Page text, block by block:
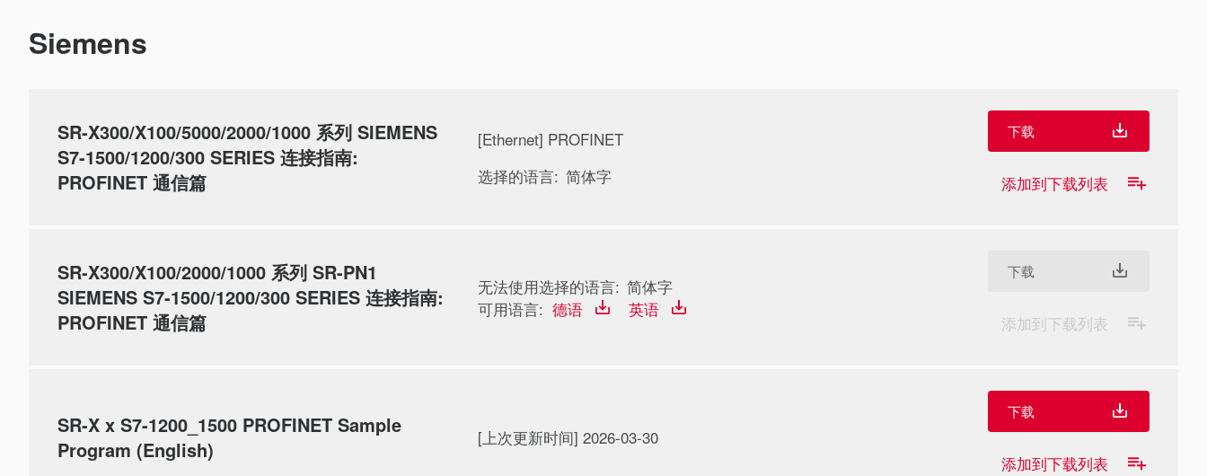
Siemens
SR-X300/X100/5000/2000/1000 系列 SIEMENS
S7-1500/1200/300 SERIES 连接指南:
PROFINET 通信篇
[Ethernet] PROFINET
选择的语言: 简体字
下载
添加到下载列表
SR-X300/X100/2000/1000 系列 SR-PN1
SIEMENS S7-1500/1200/300 SERIES 连接指南:
PROFINET 通信篇
无法使用选择的语言: 简体字
可用语言: 德语 英语
下载
添加到下载列表
SR-X x S7-1200_1500 PROFINET Sample
Program (English)
[上次更新时间] 2026-03-30
下载
添加到下载列表